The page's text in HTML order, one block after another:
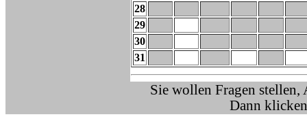
28
29
30
31
Sie wollen Fragen stellen,
Dann